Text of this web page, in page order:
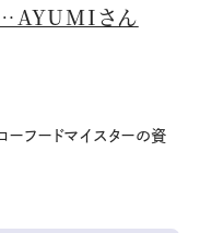
さん
ーフードマイスターの資